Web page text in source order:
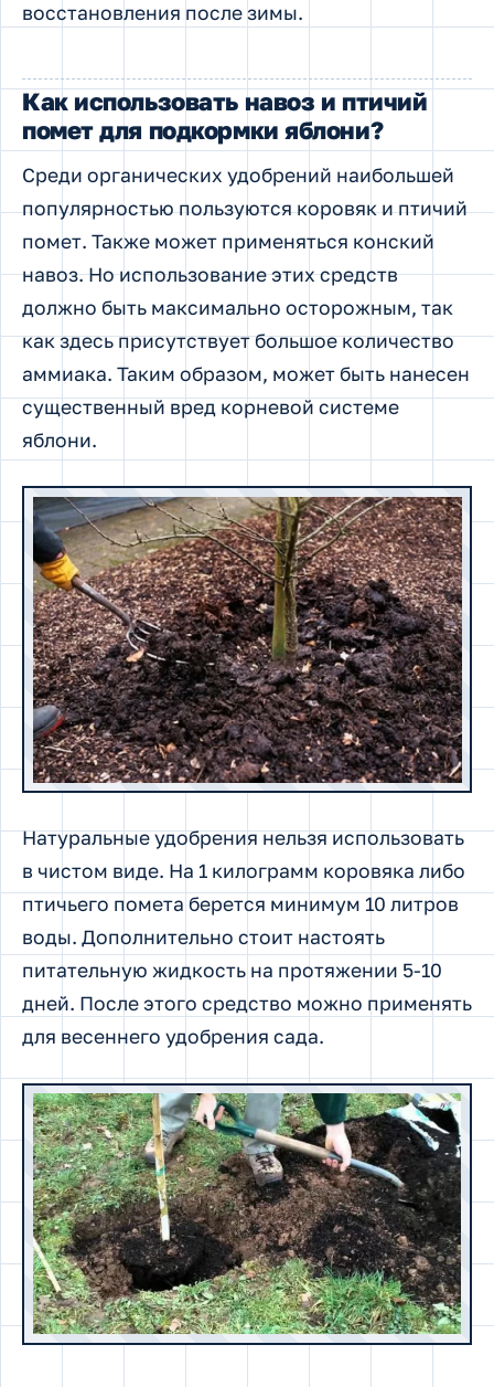
восстановления после зимы.
Как использовать навоз и птичий
помет для подкормки яблони?
Среди органических удобрений наибольшей
популярностью пользуются коровяк и птичий
помет. Также может применяться конский
навоз. Но использование этих средств
должно быть максимально осторожным, так
как здесь присутствует большое количество
аммиака. Таким образом, может быть нанесен
существенный вред корневой системе
яблони.
Натуральные удобрения нельзя использовать
в чистом виде. На 1 килограмм коровяка либо
птичьего помета берется минимум 10 литров
воды. Дополнительно стоит настоять
питательную жидкость на протяжении 5-10
дней. После этого средство можно применять
для весеннего удобрения сада.